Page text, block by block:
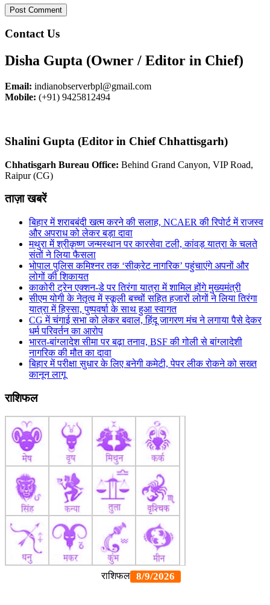
Contact Us
Disha Gupta (Owner / Editor in Chief)
Email: indianobserverbpl@gmail.com
Mobile: (+91) 9425812494
Shalini Gupta (Editor in Chief Chhattisgarh)
Chhatisgarh Bureau Office: Behind Grand Canyon, VIP Road,
Raipur (CG)
ताज़ा खबरें
बिहार में शराबबंदी खत्म करने की सलाह, NCAER की रिपोर्ट में राजस्व
और अपराध को लेकर बड़ा दावा
मथुरा में श्रीकृष्ण जन्मस्थान पर कारसेवा टली, कांवड़ यात्रा के चलते
संतों ने लिया फैसला
भोपाल पुलिस कमिश्नर तक ‘सीक्रेट नागरिक’ पहुंचाएंगे अपनों और
लोगों की शिकायत
काकोरी ट्रेन एक्शन-डे पर तिरंगा यात्रा में शामिल होंगे मुख्यमंत्री
सीएम योगी के नेतृत्व में स्कूली बच्चों सहित हजारों लोगों ने लिया तिरंगा
यात्रा में हिस्सा, पुष्पवर्षा के साथ हुआ स्वागत
CG में चंगाई सभा को लेकर बवाल, हिंदू जागरण मंच ने लगाया पैसे देकर
धर्म परिवर्तन का आरोप
भारत-बांग्लादेश सीमा पर बढ़ा तनाव, BSF की गोली से बांग्लादेशी
नागरिक की मौत का दावा
बिहार में परीक्षा सुधार के लिए बनेगी कमेटी, पेपर लीक रोकने को सख्त
कानून लागू
राशिफल